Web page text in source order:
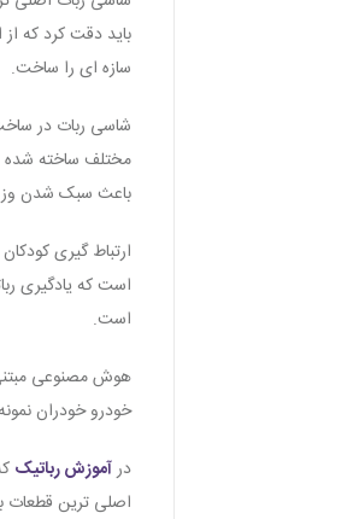
باید دقت کرد که از
سازه ای را ساخت.
شاسی ربات در
مختلف ساخته شده
باعث سبک شدن
ارتباط گیری
است که یادگیری
است.
هوش مصنوعی
خودرو خودران
درآموزش رباتیک
اصلی ترین قطعات